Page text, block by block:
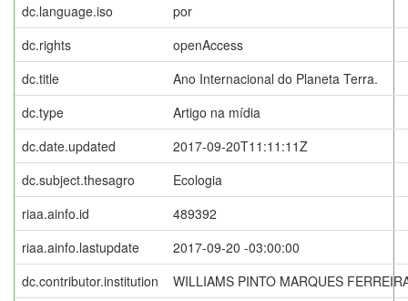
dc.language.iso
por
dc.rights
openAccess
dc.title
Ano Internacional do Planeta Terra.
dc.type
Artigo na mídia
dc.date.updated
2017-09-20T11:11:11Z
dc.subject.thesagro
Ecologia
riaa.ainfo.id
489392
riaa.ainfo.lastupdate
2017-09-20 -03:00:00
dc.contributor.institution
WILLIAMS PINTO MARQUES